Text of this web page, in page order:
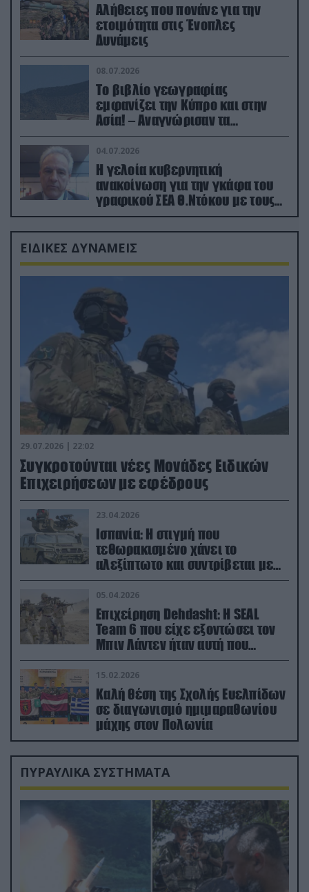
Αλήθειες που πονάνε για την
ετοιμότητα στις Ένοπλες
Δυνάμεις
08.07.2026
Το βιβλίο γεωγραφίας
εμφανίζει την Κύπρο και στην
Ασία! – Αναγνώρισαν τα
κατεχόμενα; (φωτο)
04.07.2026
Η γελοία κυβερνητική
ανακοίνωση για την γκάφα του
γραφικού ΣΕΑ Θ.Ντόκου με τους
Ρώσους φαρσέρ
ΕΙΔΙΚΕΣ ΔΥΝΑΜΕΙΣ
29.07.2026 | 22:02
Συγκροτούνται νέες Μονάδες Ειδικών
Επιχειρήσεων με εφέδρους
23.04.2026
Ισπανία: Η στιγμή που
τεθωρακισμένο χάνει το
αλεξίπτωτο και συντρίβεται με
ορμή στο έδαφος (βίντεο)
05.04.2026
Επιχείρηση Dehdasht: Η SEAL
Team 6 που είχε εξοντώσει τον
Μπιν Λάντεν ήταν αυτή που
διέσωσε τον πιλότο του F-15
15.02.2026
Καλή θέση της Σχολής Ευελπίδων
σε διαγωνισμό ημιμαραθωνίου
μάχης στον Πολωνία
ΠΥΡΑΥΛΙΚΑ ΣΥΣΤΗΜΑΤΑ